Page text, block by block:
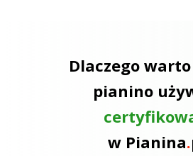
Dlaczego
pianino
w Pianina.